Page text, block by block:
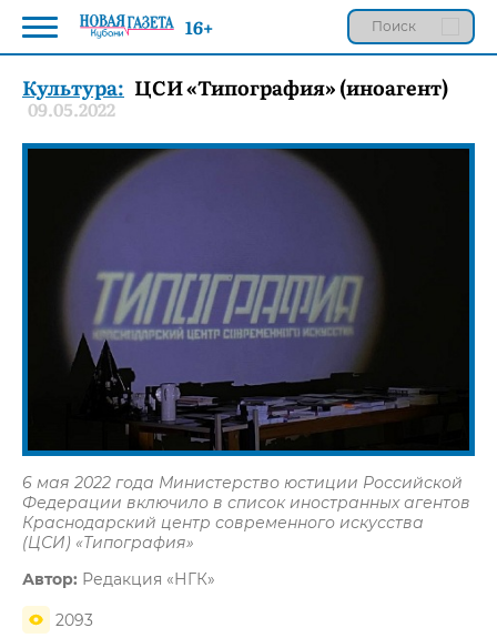
Культура: ЦСИ «Типография» (иноагент)
09.05.2022
6 мая 2022 года Министерство юстиции Российской
Федерации включило в список иностранных агентов
Краснодарский центр современного искусства
(ЦСИ) «Типография»
Автор: Редакция «НГК»
2093
16+